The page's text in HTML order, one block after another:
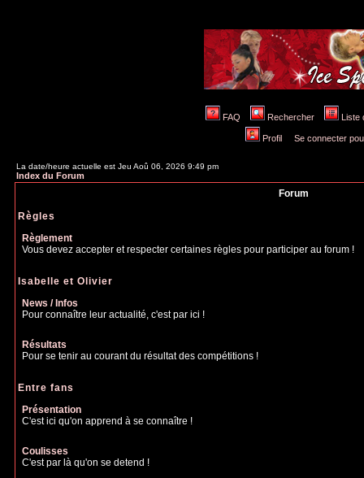
FAQ Rechercher Liste
Profil Se connecter
La date/heure actuelle est Jeu Aoû 06, 2026 9:49 pm
Index du Forum
Forum
Règles
Règlement
Vous devez accepter et respecter certaines règles pour participer au forum !
Isabelle et Olivier
News / Infos
Pour connaître leur actualité, c'est par ici !
Résultats
Pour se tenir au courant du résultat des compétitions !
Entre fans
Présentation
C'est ici qu'on apprend à se connaître !
Coulisses
C'est par là qu'on se detend !